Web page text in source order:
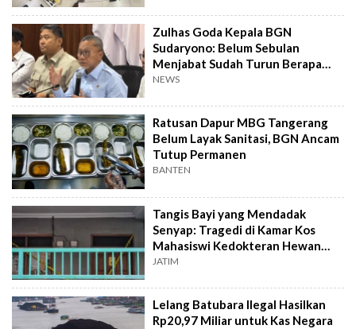
Zulhas Goda Kepala BGN
Sudaryono: Belum Sebulan
Menjabat Sudah Turun Berapa
Kilo?
NEWS
Ratusan Dapur MBG Tangerang
Belum Layak Sanitasi, BGN Ancam
Tutup Permanen
BANTEN
Tangis Bayi yang Mendadak
Senyap: Tragedi di Kamar Kos
Mahasiswi Kedokteran Hewan
Surabaya
JATIM
Lelang Batubara Ilegal Hasilkan
Rp20,97 Miliar untuk Kas Negara